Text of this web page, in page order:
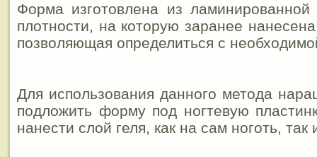
Форма изготовлена из
плотности, на которую заранее
позволяющая определиться с
Для использования данного метода
подложить форму под ногтевую
нанести слой геля, как на сам ноготь,